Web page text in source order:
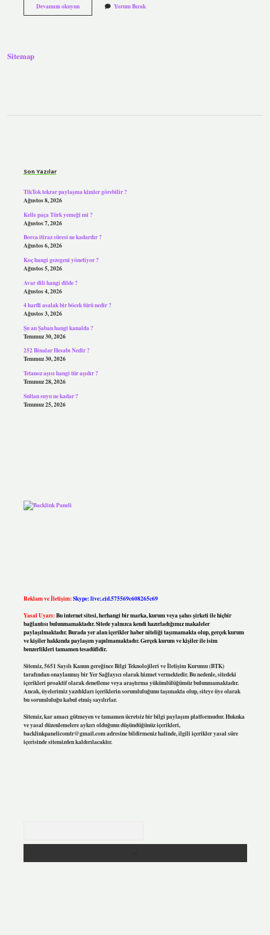
Devamını okuyunA101
Den
Yorum Bırak
Sitemap
Son Yazılar
TikTok tekrar paylaşma kimler görebilir ?
Ağustos 8, 2026
Kelle paça Türk yemeği mi ?
Ağustos 7, 2026
Borca itiraz süresi ne kadardır ?
Ağustos 6, 2026
Koç hangi gezegeni yönetiyor ?
Ağustos 5, 2026
Avar dili hangi dilde ?
Ağustos 4, 2026
4 harfli asalak bir böcek türü nedir ?
Ağustos 3, 2026
Şu an Şaban hangi kanalda ?
Temmuz 30, 2026
252 Binalar Hesabı Nedir ?
Temmuz 30, 2026
Tetanoz aşısı hangi tür aşıdır ?
Temmuz 28, 2026
Sultan suyu ne kadar ?
Temmuz 25, 2026
Reklam ve İletişim:Skype: live:.cid.575569c608265c69
Yasal Uyarı:Bu internet sitesi, herhangi bir marka, kurum veya şahıs şirketi ile hiçbir
bağlantısı bulunmamaktadır. Sitede yalnızca kendi hazırladığımız makaleler
paylaşılmaktadır. Burada yer alan içerikler haber niteliği taşımamakta olup, gerçek kurum
ve kişiler hakkında paylaşım yapılmamaktadır. Gerçek kurum ve kişiler ile isim
benzerlikleri tamamen tesadüfidir.
Sitemiz, 5651 Sayılı Kanun gereğince Bilgi Teknolojileri ve İletişim Kurumu (BTK)
tarafından onaylanmış bir Yer Sağlayıcı olarak hizmet vermektedir. Bu nedenle, sitedeki
içerikleri proaktif olarak denetleme veya araştırma yükümlülüğümüz bulunmamaktadır.
Ancak, üyelerimiz yazdıkları içeriklerin sorumluluğunu taşımakta olup, siteye üye olarak
bu sorumluluğu kabul etmiş sayılırlar.
Sitemiz, kar amacı gütmeyen ve tamamen ücretsiz bir bilgi paylaşım platformudur. Hukuka
ve yasal düzenlemelere aykırı olduğunu düşündüğünüz içerikleri,
backlinkpanelicomtr@gmail.comadresine bildirmeniz halinde, ilgili içerikler yasal süre
içerisinde sitemizden kaldırılacaktır.